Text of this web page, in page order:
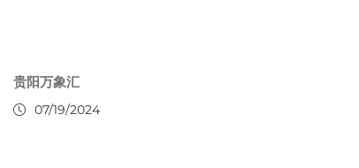
贵阳万象汇
07/19/2024